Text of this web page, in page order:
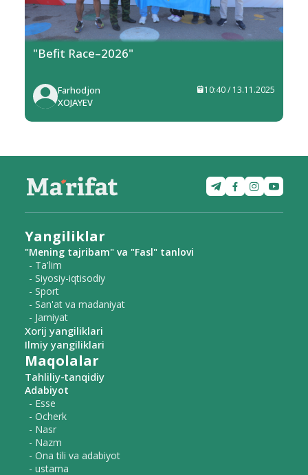
"Befit Race–2026"
Farhodjon
XOJAYEV
10:40 / 13.11.2025
Yangiliklar
"Mening tajribam" va "Fasl" tanlovi
- Ta'lim
- Siyosiy-iqtisodiy
- Sport
- San'at va madaniyat
- Jamiyat
Xorij yangiliklari
Ilmiy yangiliklari
Maqolalar
Tahliliy-tanqidiy
Adabiyot
- Esse
- Ocherk
- Nasr
- Nazm
- Ona tili va adabiyot
- ustama